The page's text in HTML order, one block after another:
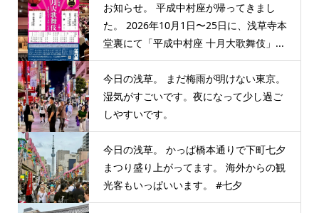
お知らせ。 平成中村座が帰ってきまし
た。 2026年10月1日〜25日に、浅草寺本
堂裏にて「平成中村座 十月大歌舞伎」...
今日の浅草。 まだ梅雨が明けない東京。
湿気がすごいです。夜になって少し過ご
しやすいです。
今日の浅草。 かっぱ橋本通りで下町七夕
まつり盛り上がってます。 海外からの観
光客もいっぱいいます。 #七夕